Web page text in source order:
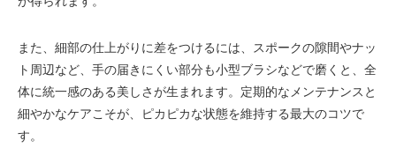
また、細部の仕上がりに差をつけるには、スポークの隙間やナッ
ト周辺など、手の届きにくい部分も小型ブラシなどで磨くと、全
体に統一感のある美しさが生まれます。定期的なメンテナンスと
細やかなケアこそが、ピカピカな状態を維持する最大のコツで
す。